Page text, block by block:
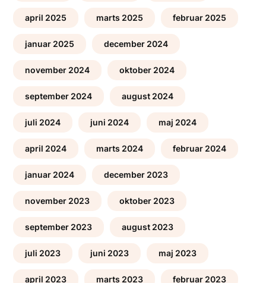
april 2025 marts 2025 februar 2025
januar 2025 december 2024
november 2024 oktober 2024
september 2024 august 2024
juli 2024 juni 2024 maj 2024
april 2024 marts 2024 februar 2024
januar 2024 december 2023
november 2023 oktober 2023
september 2023 august 2023
juli 2023 juni 2023 maj 2023
april 2023 marts 2023 februar 2023